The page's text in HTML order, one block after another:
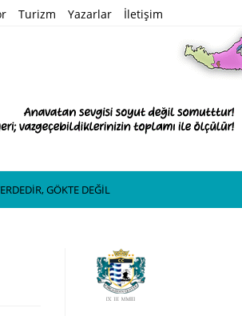
Turizm Yazarlar İletişim
GÖKTE DEĞİL